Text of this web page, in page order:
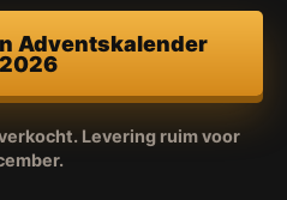
Adventskalender
2026
Levering ruim voor